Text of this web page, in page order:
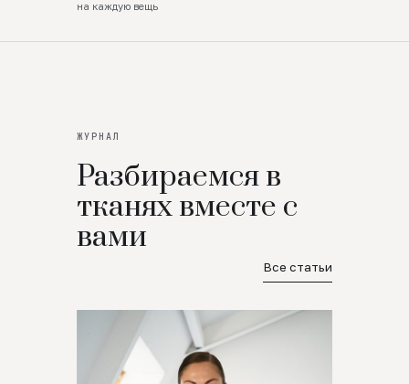
на каждую вещь
ЖУРНАЛ
Разбираемся в
тканях вместе с
вами
Все статьи